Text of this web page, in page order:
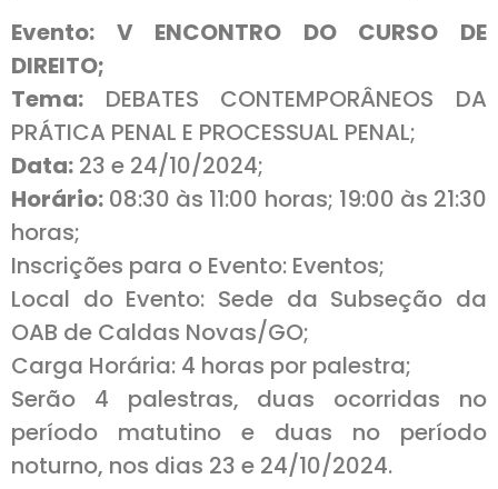
Evento: V ENCONTRO DO CURSO DE
DIREITO;
Tema: DEBATES CONTEMPORÂNEOS DA
PRÁTICA PENAL E PROCESSUAL PENAL;
Data: 23 e 24/10/2024;
Horário: 08:30 às 11:00 horas; 19:00 às 21:30
horas;
Inscrições para o Evento: Eventos;
Local do Evento: Sede da Subseção da
OAB de Caldas Novas/GO;
Carga Horária: 4 horas por palestra;
Serão 4 palestras, duas ocorridas no
período matutino e duas no período
noturno, nos dias 23 e 24/10/2024.